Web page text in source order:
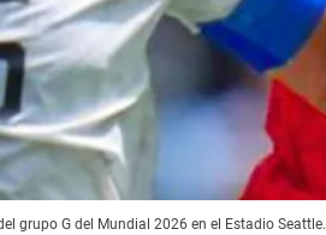
grupo G del Mundial 2026 en el Estadio Seattle.